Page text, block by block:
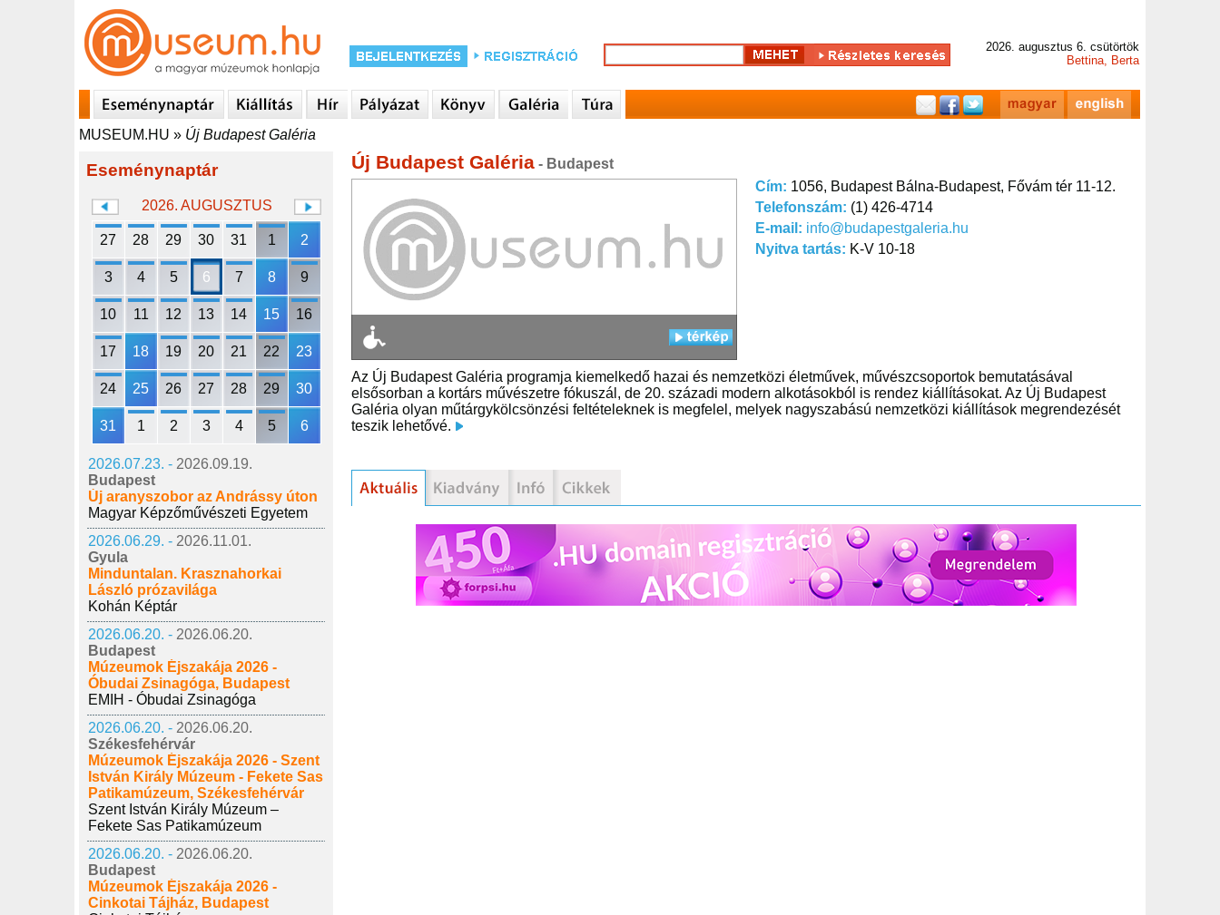
2026. augusztus 6. csütörtök
Bettina, Berta
MUSEUM.HU » Új Budapest Galéria
Eseménynaptár
2026. AUGUSZTUS
27 28 29 30 31 1 2
3 4 5 6 7 8 9
10 11 12 13 14 15 16
17 18 19 20 21 22 23
24 25 26 27 28 29 30
31 1 2 3 4 5 6
2026.07.23. - 2026.09.19.
Budapest
Új aranyszobor az Andrássy úton
Magyar Képzőművészeti Egyetem
2026.06.29. - 2026.11.01.
Gyula
Minduntalan. Krasznahorkai
László prózavilága
Kohán Képtár
2026.06.20. - 2026.06.20.
Budapest
Múzeumok Éjszakája 2026 -
Óbudai Zsinagóga, Budapest
EMIH - Óbudai Zsinagóga
2026.06.20. - 2026.06.20.
Székesfehérvár
Múzeumok Éjszakája 2026 - Szent
István Király Múzeum - Fekete Sas
Patikamúzeum, Székesfehérvár
Szent István Király Múzeum –
Fekete Sas Patikamúzeum
2026.06.20. - 2026.06.20.
Budapest
Múzeumok Éjszakája 2026 -
Cinkotai Tájház, Budapest
Új Budapest Galéria - Budapest
Cím: 1056, Budapest Bálna-Budapest, Fővám tér 11-12.
Telefonszám: (1) 426-4714
E-mail: info@budapestgaleria.hu
Nyitva tartás: K-V 10-18
Az Új Budapest Galéria programja kiemelkedő hazai és nemzetközi életművek, művészcsoportok bemutatásával
elsősorban a kortárs művészetre fókuszál, de 20. századi modern alkotásokból is rendez kiállításokat. Az Új Budapest
Galéria olyan műtárgykölcsönzési feltételeknek is megfelel, melyek nagyszabású nemzetközi kiállítások megrendezését
teszik lehetővé.